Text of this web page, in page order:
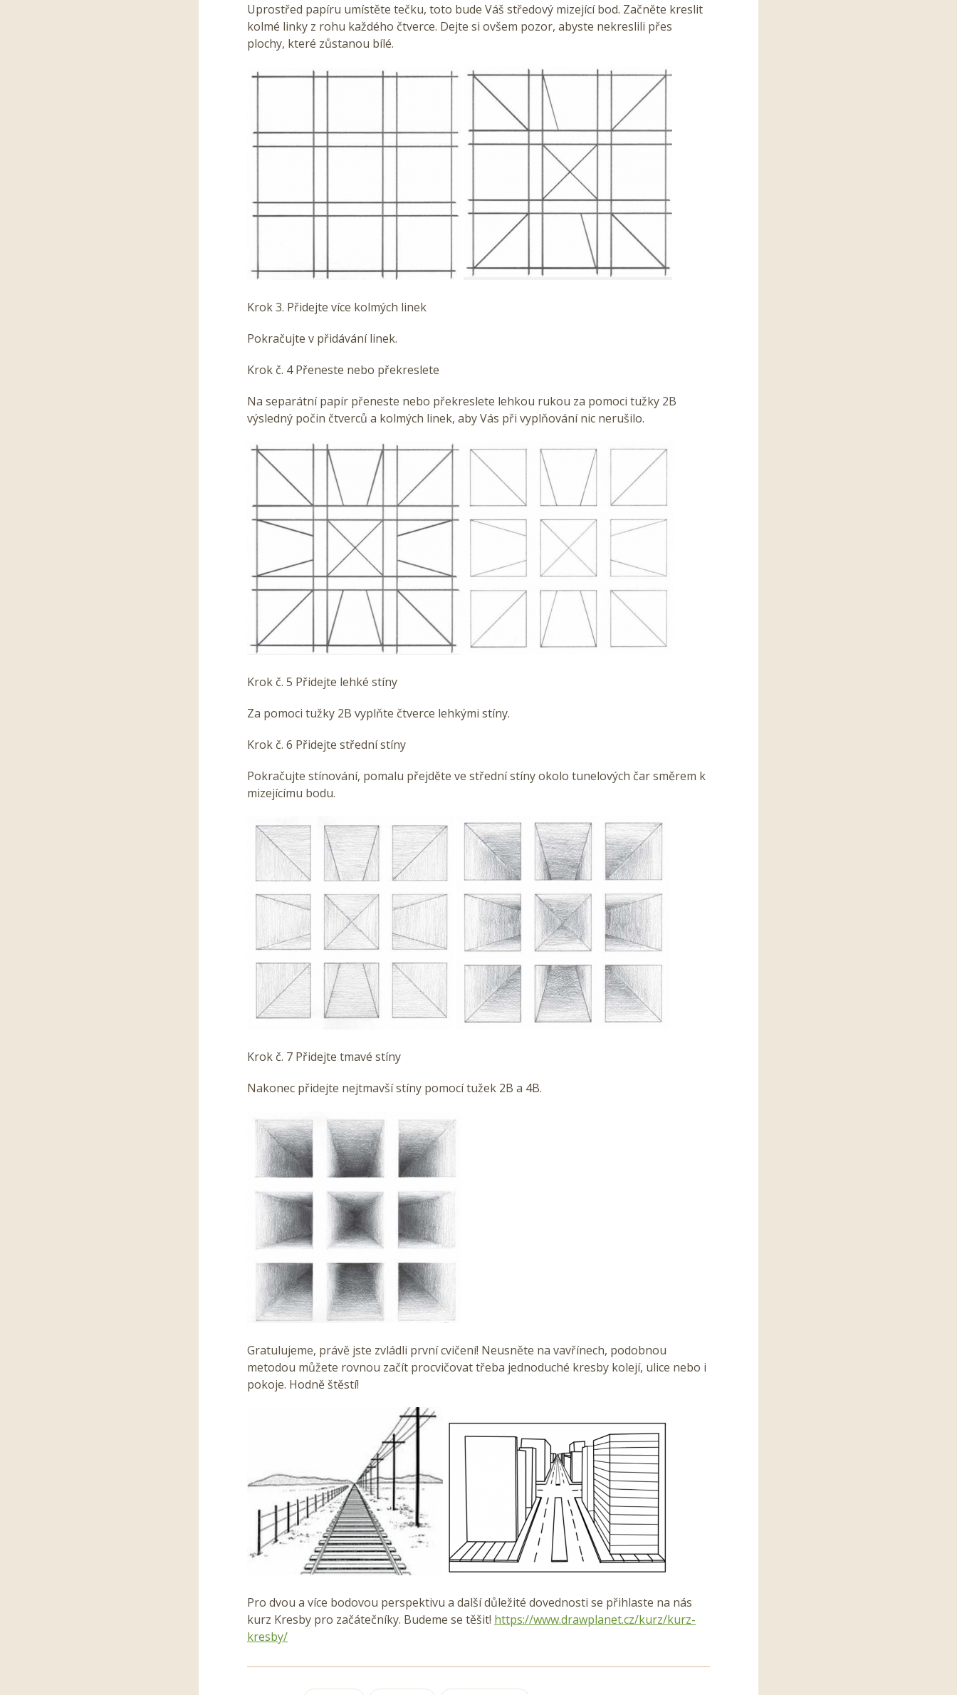
Uprostřed papíru umístěte tečku, toto bude Váš středový mizející bod. Začněte kreslit
kolmé linky z rohu každého čtverce. Dejte si ovšem pozor, abyste nekreslili přes
plochy, které zůstanou bílé.
Krok 3. Přidejte více kolmých linek
Pokračujte v přidávání linek.
Krok č. 4 Přeneste nebo překreslete
Na separátní papír přeneste nebo překreslete lehkou rukou za pomoci tužky 2B
výsledný počin čtverců a kolmých linek, aby Vás při vyplňování nic nerušilo.
Krok č. 5 Přidejte lehké stíny
Za pomoci tužky 2B vyplňte čtverce lehkými stíny.
Krok č. 6 Přidejte střední stíny
Pokračujte stínování, pomalu přejděte ve střední stíny okolo tunelových čar směrem k
mizejícímu bodu.
Krok č. 7 Přidejte tmavé stíny
Nakonec přidejte nejtmavší stíny pomocí tužek 2B a 4B.
Gratulujeme, právě jste zvládli první cvičení! Neusněte na vavřínech, podobnou
metodou můžete rovnou začít procvičovat třeba jednoduché kresby kolejí, ulice nebo i
pokoje. Hodně štěstí!
Pro dvou a více bodovou perspektivu a další důležité dovednosti se přihlaste na nás
kurz Kresby pro začátečníky. Budeme se těšit! https://www.drawplanet.cz/kurz/kurz-
kresby/